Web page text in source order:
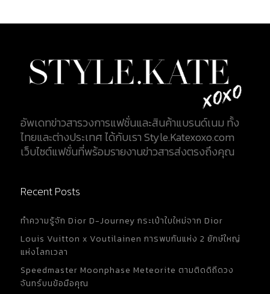
อัพเดทข่าวสารวงการแฟชั่นและสินค้าแบรนด์เนม ทั้ง
ไทยและต่างประเทศ ได้กับเรา Style.Katexoxo.com
เว็บไซต์แฟชั่นที่พร้อมรายงานข่าวสารส่งตรงถึงคุณ
Recent Posts
ทำความรู้จัก Dior D-Journey กระเป๋าใบใหม่จาก Dior
Louis Vuitton x Voutilainen การพบกันแห่ง 2 ยักษ์ใหญ่
แห่งโลกเวลา
Speedmaster Moonphase Meteorite ตามติดดิถีดวง
จันทร์บนข้อมือคุณ